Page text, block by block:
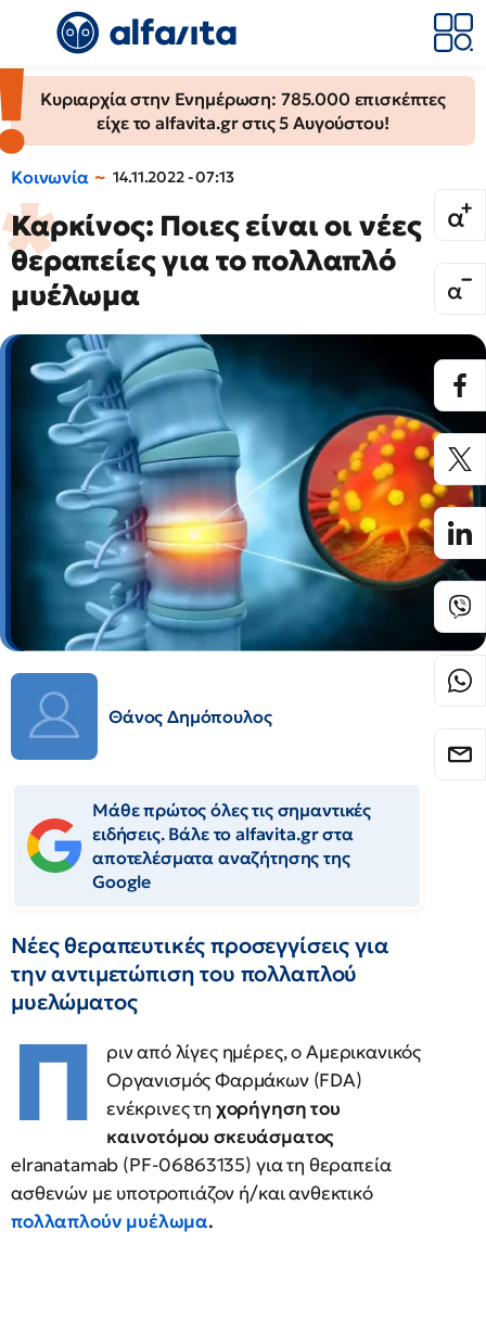
Κυριαρχία στην Ενημέρωση: 785.000 επισκέπτες
είχε το alfavita.gr στις 5 Αυγούστου!
Κοινωνία 14.11.2022 - 07:13
Καρκίνος: Ποιες είναι οι νέες
θεραπείες για το πολλαπλό
μυέλωμα
Θάνος Δημόπουλος
Μάθε πρώτος όλες τις σημαντικές
ειδήσεις. Βάλε το alfavita.gr στα
αποτελέσματα αναζήτησης της
Google
Νέες θεραπευτικές προσεγγίσεις για
την αντιμετώπιση του πολλαπλού
μυελώματος
Π
ριν από λίγες ημέρες, ο Αμερικανικός
Οργανισμός Φαρμάκων (FDA)
ενέκρινες τη χορήγηση του
καινοτόμου σκευάσματος
elranatamab (PF-06863135) για τη θεραπεία
ασθενών με υποτροπιάζον ή/και ανθεκτικό
πολλαπλούν μυέλωμα.